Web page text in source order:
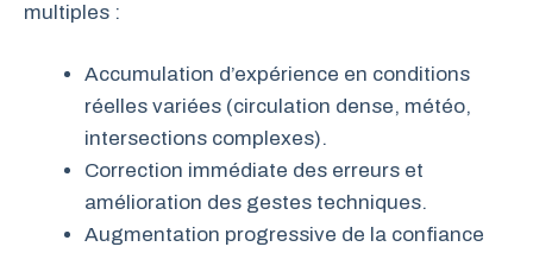
multiples :
Accumulation d’expérience en conditions
réelles variées (circulation dense, météo,
intersections complexes).
Correction immédiate des erreurs et
amélioration des gestes techniques.
Augmentation progressive de la confiance